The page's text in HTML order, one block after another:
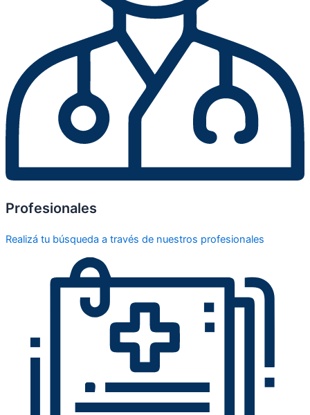
Profesionales
Realizá tu búsqueda a través de nuestros profesionales